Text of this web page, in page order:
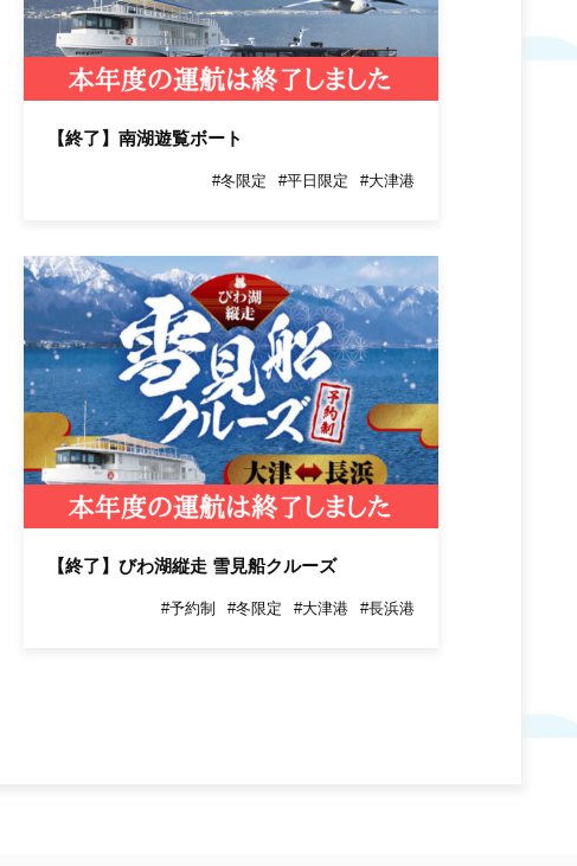
【終了】南湖遊覧ボート
#冬限定 #平日限定 #大津港
【終了】びわ湖縦走 雪見船クルーズ
#予約制 #冬限定 #大津港 #長浜港